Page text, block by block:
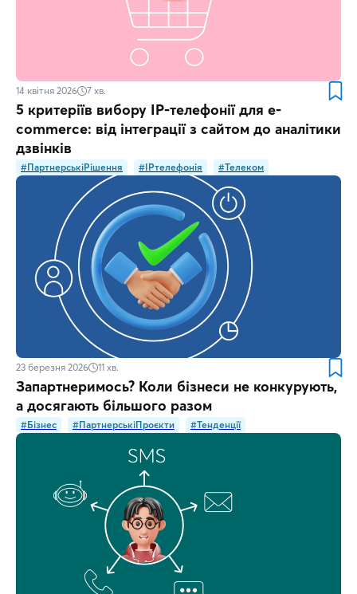
14 квітня 2026 7 хв.
5 критеріїв вибору IP-телефонії для e-
commerce: від інтеграції з сайтом до аналітики
дзвінків
#ПартнерськіРішення #IPтелефонія #Телеком
23 березня 2026 11 хв.
Запартнеримось? Коли бізнеси не конкурують,
а досягають більшого разом
#Бізнес #ПартнерськіПроєкти #Тенденції